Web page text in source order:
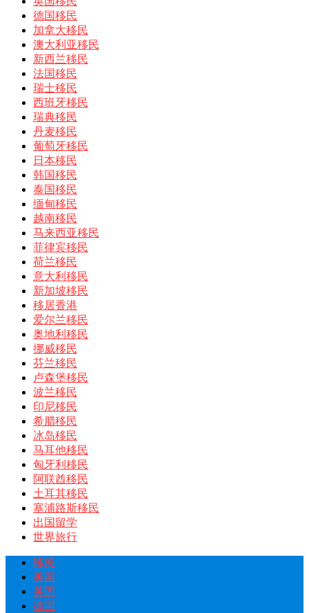
德国移民
加拿大移民
澳大利亚移民
新西兰移民
法国移民
瑞士移民
西班牙移民
瑞典移民
丹麦移民
葡萄牙移民
日本移民
韩国移民
泰国移民
缅甸移民
越南移民
马来西亚移民
菲律宾移民
荷兰移民
意大利移民
新加坡移民
移居香港
爱尔兰移民
奥地利移民
挪威移民
芬兰移民
卢森堡移民
波兰移民
印尼移民
希腊移民
冰岛移民
马耳他移民
匈牙利移民
阿联酋移民
土耳其移民
塞浦路斯移民
出国留学
世界旅行
移民
美国
英国
德国